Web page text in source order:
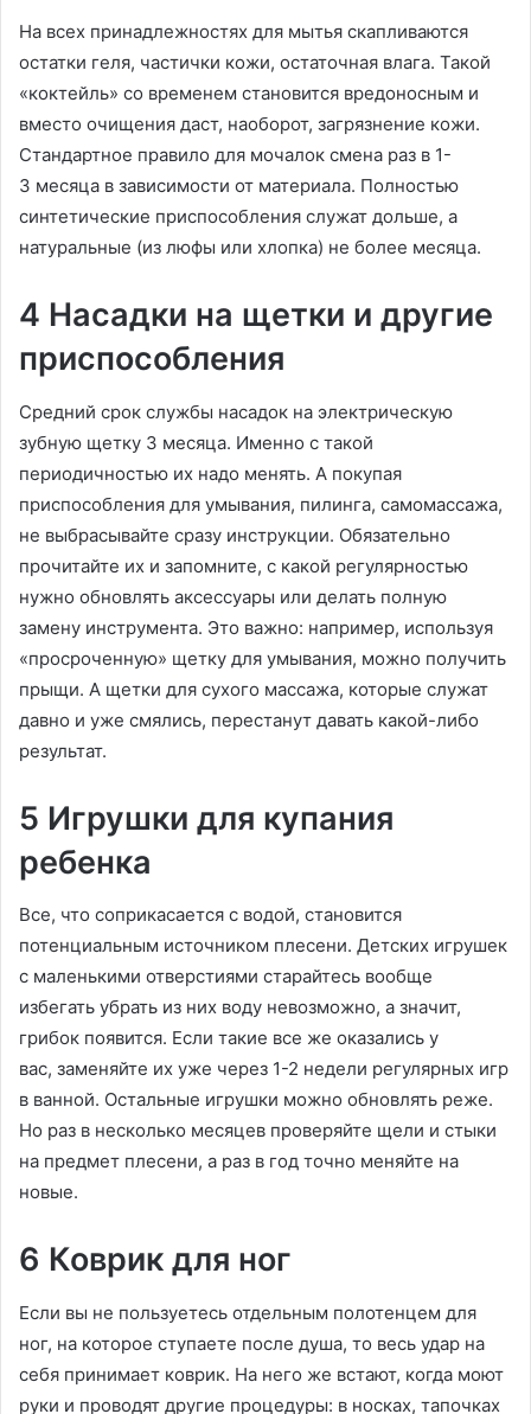
На всех принадлежностях для мытья скапливаются
остатки геля, частички кожи, остаточная влага. Такой
«коктейль» со временем становится вредоносным и
вместо очищения даст, наоборот, загрязнение кожи.
Стандартное правило для мочалок смена раз в 1-
3 месяца в зависимости от материала. Полностью
синтетические приспособления служат дольше, а
натуральные (из люфы или хлопка) не более месяца.
4 Насадки на щетки и другие
приспособления
Средний срок службы насадок на электрическую
зубную щетку 3 месяца. Именно с такой
периодичностью их надо менять. А покупая
приспособления для умывания, пилинга, самомассажа,
не выбрасывайте сразу инструкции. Обязательно
прочитайте их и запомните, с какой регулярностью
нужно обновлять аксессуары или делать полную
замену инструмента. Это важно: например, используя
«просроченную» щетку для умывания, можно получить
прыщи. А щетки для сухого массажа, которые служат
давно и уже смялись, перестанут давать какой-либо
результат.
5 Игрушки для купания
ребенка
Все, что соприкасается с водой, становится
потенциальным источником плесени. Детских игрушек
с маленькими отверстиями старайтесь вообще
избегать убрать из них воду невозможно, а значит,
грибок появится. Если такие все же оказались у
вас, заменяйте их уже через 1-2 недели регулярных игр
в ванной. Остальные игрушки можно обновлять реже.
Но раз в несколько месяцев проверяйте щели и стыки
на предмет плесени, а раз в год точно меняйте на
новые.
6 Коврик для ног
Если вы не пользуетесь отдельным полотенцем для
ног, на которое ступаете после душа, то весь удар на
себя принимает коврик. На него же встают, когда моют
руки и проводят другие процедуры: в носках, тапочках